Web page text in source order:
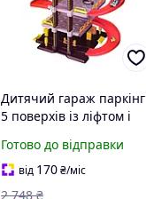
Дитячий гараж паркінг
5 поверхів із ліфтом і
Готово до відправки
від 170₴/міс
2 748 ₴